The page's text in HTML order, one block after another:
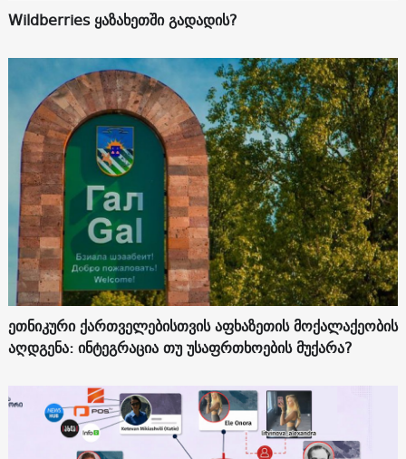
Wildberries ყაზახეთში გადადის?
ეთნიკური ქართველებისთვის აფხაზეთის მოქალაქეობის
აღდგენა: ინტეგრაცია თუ უსაფრთხოების მუქარა?